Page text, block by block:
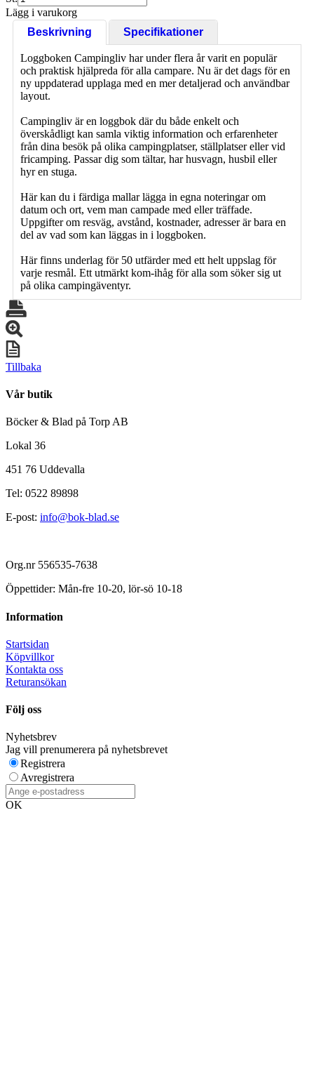
Lägg i varukorg
Beskrivning
Specifikationer
Loggboken Campingliv har under flera år varit en populär
och praktisk hjälpreda för alla campare. Nu är det dags för en
ny uppdaterad upplaga med en mer detaljerad och användbar
layout.
Campingliv är en loggbok där du både enkelt och
överskådligt kan samla viktig information och erfarenheter
från dina besök på olika campingplatser, ställplatser eller vid
fricamping. Passar dig som tältar, har husvagn, husbil eller
hyr en stuga.
Här kan du i färdiga mallar lägga in egna noteringar om
datum och ort, vem man campade med eller träffade.
Uppgifter om resväg, avstånd, kostnader, adresser är bara en
del av vad som kan läggas in i loggboken.
Här finns underlag för 50 utfärder med ett helt uppslag för
varje resmål. Ett utmärkt kom-ihåg för alla som söker sig ut
på olika campingäventyr.
Tillbaka
Vår butik
Böcker & Blad på Torp AB
Lokal 36
451 76 Uddevalla
Tel: 0522 89898
E-post: info@bok-blad.se
Org.nr 556535-7638
Öppettider: Mån-fre 10-20, lör-sö 10-18
Information
Startsidan
Köpvillkor
Kontakta oss
Returansökan
Följ oss
Nyhetsbrev
Jag vill prenumerera på nyhetsbrevet
Registrera
Avregistrera
OK